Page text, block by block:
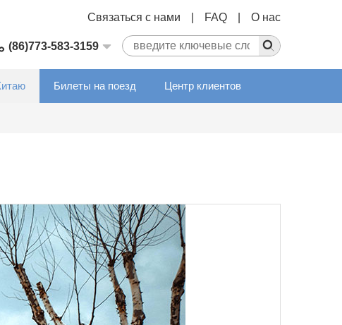
О нас
FAQ
Связаться с нами
(86)773-583-3159
Билеты на поезд Центр клиентов